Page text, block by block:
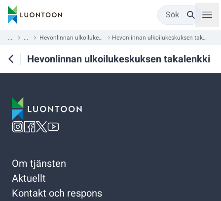
Sök
... ... Hevonlinnan ulkoilukeskus Hevonlinnan ulkoilukeskuksen takalenkki
Hevonlinnan ulkoilukeskuksen takalenkki
Om tjänsten
Aktuellt
Kontakt och respons